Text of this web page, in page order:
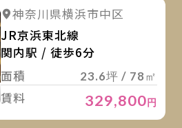
詳細を見る 詳細を見る
神奈川県横浜市中区
JR京浜東北線
関内駅 / 徒歩6分
面積
23.6坪 / 78㎡
賃料 329,800円